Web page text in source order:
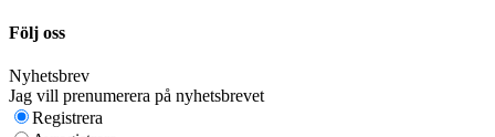
Följ oss
Nyhetsbrev
Jag vill prenumerera på nyhetsbrevet
Registrera